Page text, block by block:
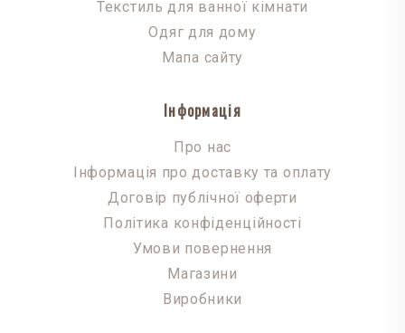
Текстиль для ванної кімнати
Одяг для дому
Мапа сайту
Інформація
Про нас
Інформація про доставку та оплату
Договір публічної оферти
Політика конфіденційності
Умови повернення
Магазини
Виробники